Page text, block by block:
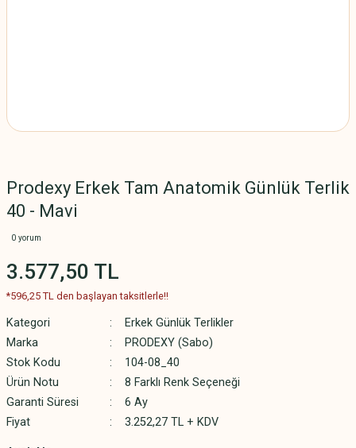
Prodexy Erkek Tam Anatomik Günlük Terlik
40 - Mavi
0 yorum
3.577,50 TL
*596,25 TL den başlayan taksitlerle!!
Kategori
Erkek Günlük Terlikler
Marka
PRODEXY (Sabo)
Stok Kodu
104-08_40
Ürün Notu
8 Farklı Renk Seçeneği
Garanti Süresi
6 Ay
Fiyat
3.252,27 TL + KDV